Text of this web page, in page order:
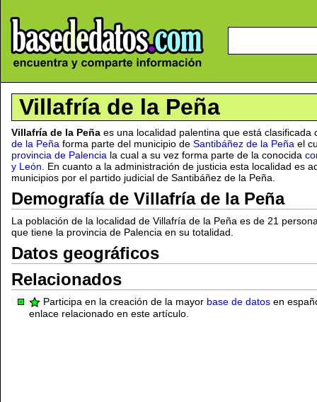
Villafría de la Peña
Villafría de la Peña es una localidad palentina que está
de la Peña forma parte del municipio de Santibáñez de la Peña el
provincia de Palencia la cual a su vez forma parte de la conocida
y León . En cuanto a la administración de justicia esta localidad es
municipios por el partido judicial de Santibáñez de la Peña.
Demografía de Villafría de la Peña
La población de la localidad de Villafría de la Peña es de 21
que tiene la provincia de Palencia en su totalidad.
Datos geográficos
Relacionados
Participa en la creación de la mayor base de datos en
enlace relacionado en este artículo.